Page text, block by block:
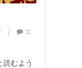
コ
むよう